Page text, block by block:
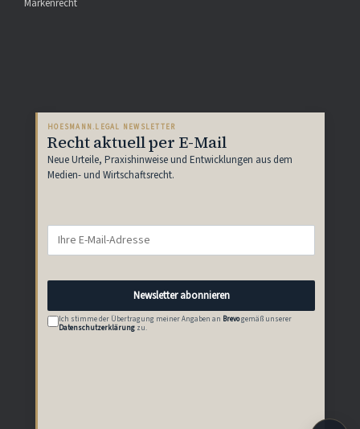
Markenrecht
HOESMANN.LEGAL NEWSLETTER
Recht aktuell per E-Mail
Neue Urteile, Praxishinweise und Entwicklungen aus dem
Medien- und Wirtschaftsrecht.
Newsletter abonnieren
Ich stimme der Übertragung meiner Angaben an Brevogemäß unserer
Datenschutzerklärung zu.